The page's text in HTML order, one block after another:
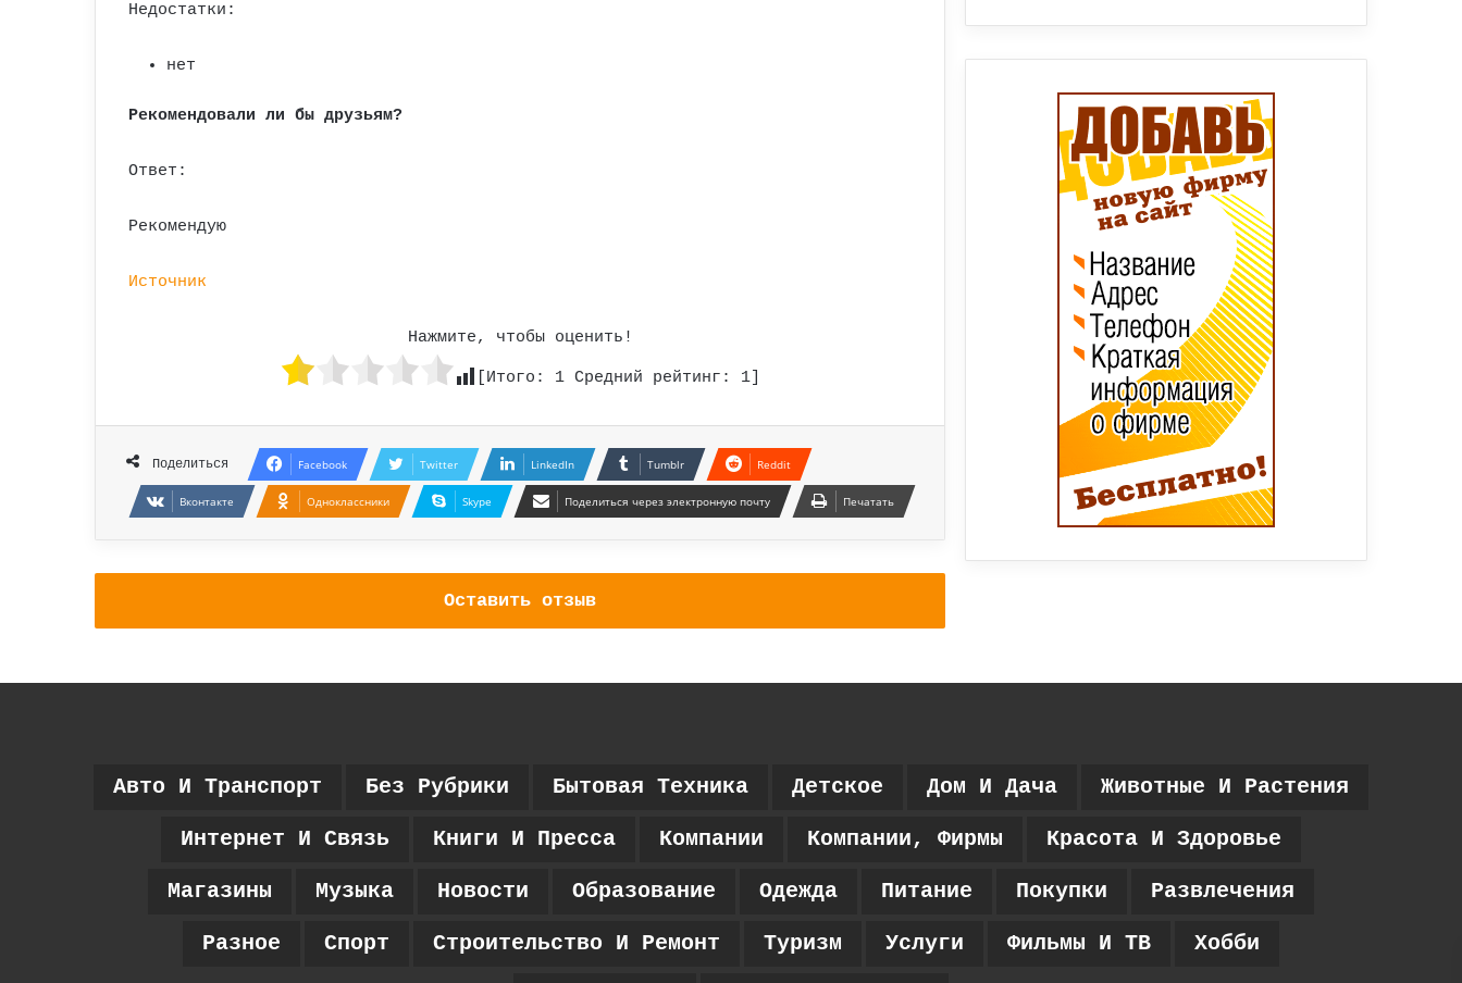
Недостатки:
нет
Рекомендовали ли бы друзьям?
Ответ:
Рекомендую
Источник
Нажмите, чтобы оценить!
[Итого: 1Средний рейтинг: 1]
Поделиться Facebook Twitter LinkedIn Tumblr Reddit
Вконтакте Одноклассники Skype Поделиться через электронную почту Печатать
Оставить отзыв
Авто И Транспорт Без Рубрики Бытовая Техника Детское Дом И Дача Животные И Растения
Интернет И Связь Книги И Пресса Компании Компании, Фирмы Красота И Здоровье
Магазины Музыка Новости Образование Одежда Питание Покупки Развлечения
Разное Спорт Строительство И Ремонт Туризм Услуги Фильмы И ТВ Хобби